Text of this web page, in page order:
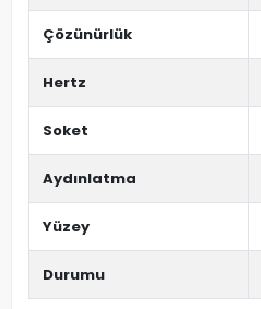
Çözünürlük
Hertz
Soket
Aydınlatma
Yüzey
Durumu